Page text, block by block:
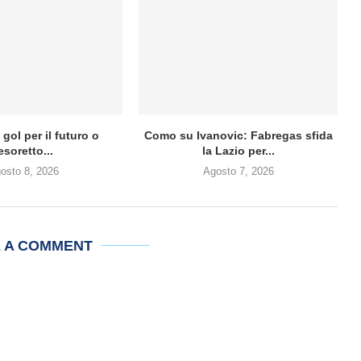
gol per il futuro o
8, 2026
Como su Ivanovic: Fabregas sfida
la Lazio per...
Agosto 7, 2026
A COMMENT